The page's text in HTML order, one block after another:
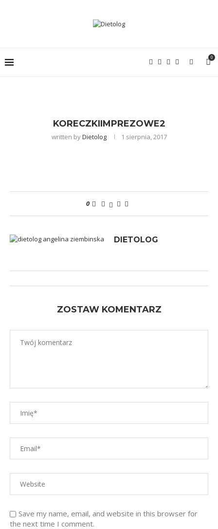
0
KORECZKIIMPREZOWE2
written byDietolog 1 sierpnia, 2017
0
DIETOLOG
ZOSTAW KOMENTARZ
Save my name, email, and website in this browser for
the next time I comment.